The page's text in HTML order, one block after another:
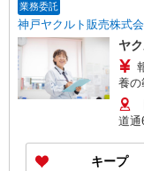
業務委託
神戸ヤクルト販売株式
ヤ
養の
境
少し
だ
な
りな
道通
キープ